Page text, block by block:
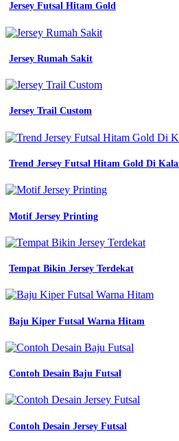
Jersey Futsal Hitam Gold
Jersey Rumah Sakit
Jersey Trail Custom
Trend Jersey Futsal Hitam Gold Di
Motif Jersey Printing
Tempat Bikin Jersey Terdekat
Baju Kiper Futsal Warna Hitam
Contoh Desain Baju Futsal
Contoh Desain Jersey Futsal